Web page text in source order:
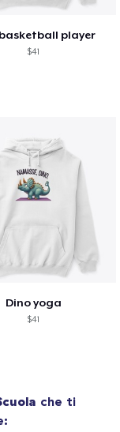
player
$41
Dino yoga
$41
che ti